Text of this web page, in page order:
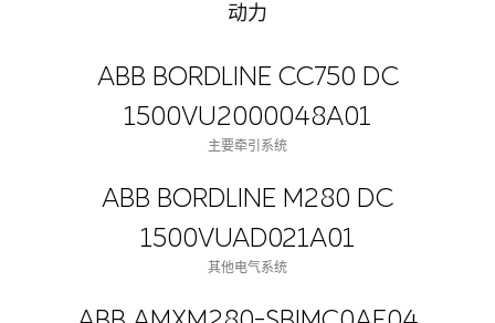
动力
ABB BORDLINE CC750 DC
1500VU2000048A01
主要牵引系统
ABB BORDLINE M280 DC
1500VUAD021A01
其他电气系统